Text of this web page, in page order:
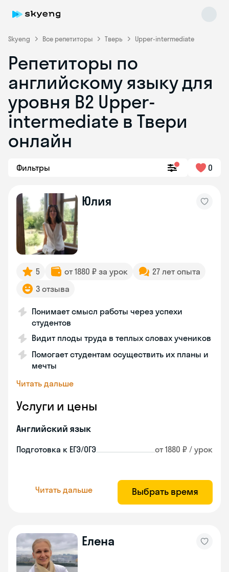
Skyeng Все репетиторы Тверь Upper-intermediate
Репетиторы по
английскому языку для
уровня B2 Upper-
intermediate в Твери
онлайн
Фильтры 0
Юлия
5 от 1880 ₽ за урок
27 лет опыта
3 отзыва
Понимает смысл работы через успехи
студентов
Видит плоды труда в теплых словах учеников
Помогает студентам осуществить их планы и
мечты
Читать дальше
Услуги и цены
Английский язык
Подготовка к ЕГЭ/ОГЭ от 1880 ₽ / урок
Читать дальше Выбрать время
Елена
Skyeng Chat
online